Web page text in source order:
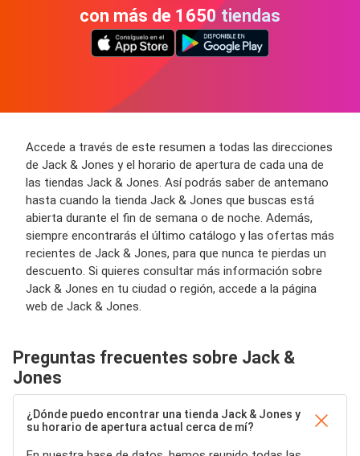
con más de 1650 tiendas
Accede a través de este resumen a todas las direcciones
de Jack & Jones y el horario de apertura de cada una de
las tiendas Jack & Jones. Así podrás saber de antemano
hasta cuando la tienda Jack & Jones que buscas está
abierta durante el fin de semana o de noche. Además,
siempre encontrarás el último catálogo y las ofertas más
recientes de Jack & Jones, para que nunca te pierdas un
descuento. Si quieres consultar más información sobre
Jack & Jones en tu ciudad o región, accede a la página
web de Jack & Jones.
Preguntas frecuentes sobre Jack &
Jones
¿Dónde puedo encontrar una tienda Jack & Jones y
su horario de apertura actual cerca de mí?